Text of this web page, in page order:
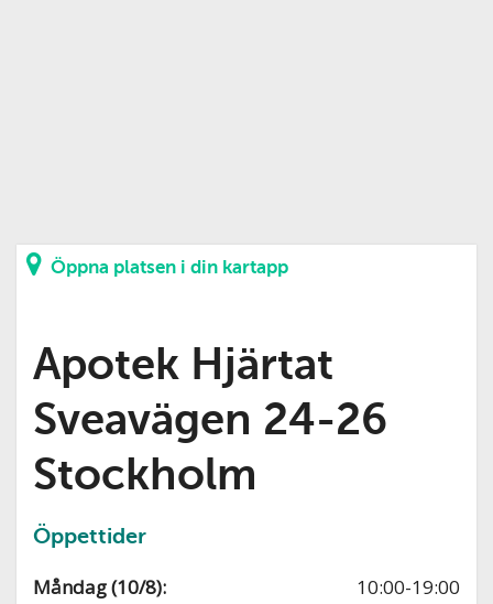
Öppna platsen i din kartapp
Apotek Hjärtat
Sveavägen 24-26
Stockholm
Öppettider
Måndag (10/8):
10:00-19:00